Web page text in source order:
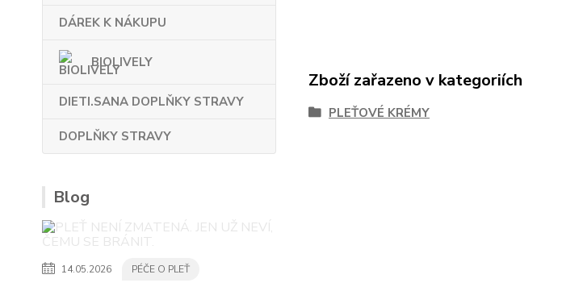
DÁREK K NÁKUPU
BIOLIVELY
DIETI.SANA DOPLŇKY STRAVY
DOPLŇKY STRAVY
Blog
14.05.2026 PÉČE O PLEŤ
Zboží zařazeno v kategoriích
PLEŤOVÉ KRÉMY